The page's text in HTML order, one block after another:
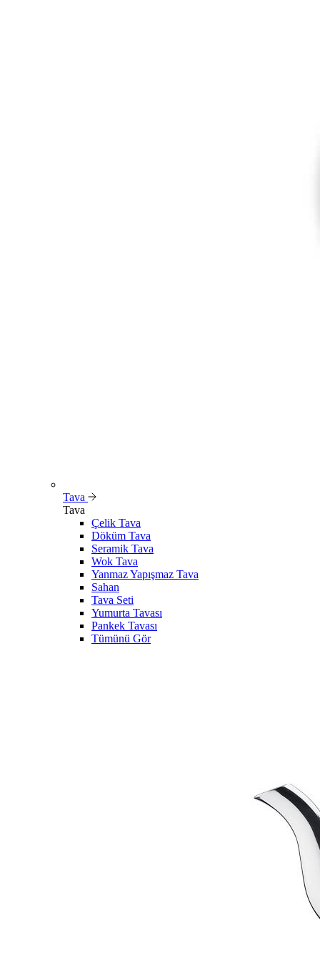
Tava
Tava
Çelik Tava
Döküm Tava
Seramik Tava
Wok Tava
Yanmaz Yapışmaz Tava
Sahan
Tava Seti
Yumurta Tavası
Pankek Tavası
Tümünü Gör